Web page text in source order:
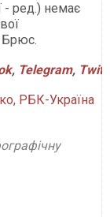
- ред.) немає
Брюс.
, Telegram,
РБК-Україна